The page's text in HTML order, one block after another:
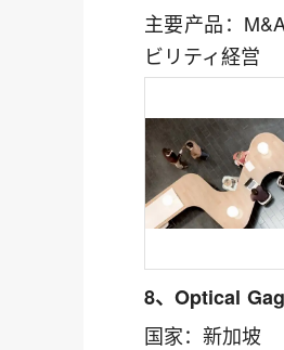
主要产品：
ビリティ経営
8、Optical
国家：新加坡